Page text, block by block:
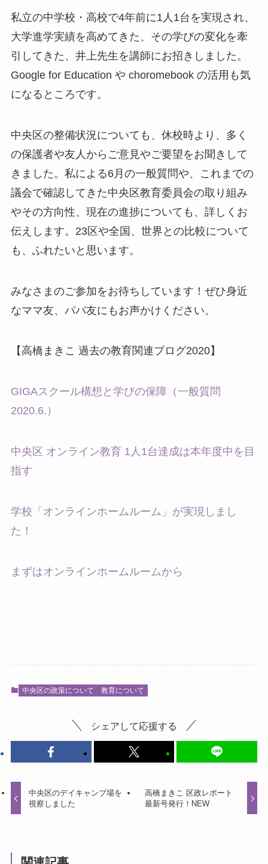
私立の中学校・高校で4年前に1人1台を実現され、
大学進学実績を高めてきた、その学びの変化を牽
引してきた、井上先生を講師にお招きしました。
Google for Education や choromebook の活用も気
になるところです。
中央区の整備状況についても、休校時より、多く
の保護者や友人からご意見やご要望をお聞きして
きました。私による6月の一般質問や、これまでの
議会で確認してきた中央区教育委員会の取り組み
やその方向性、現在の進捗についても、詳しくお
伝えします。23区や全国、世界との比較について
も、ふれたいと思います。
みなさまのご参加をお待ちしています！ぜひ身近
なママ友、パパ友にもお声かけください。
【高橋まきこ 過去の教育関連ブログ2020】
GIGAスクール構想と学びの保障（一般質問
2020.6.）
中央区 オンライン教育 1人1台達成は本年度中を目
指す
学校「オンラインホームルーム」が実現しまし
た！
まずはオンラインホームルームから
中央区の政策について 教育について
シェアして応援する
中央区のデイキャンプ場を
視察しました
高橋まきこ 区政レポート
最新号発行！NEW